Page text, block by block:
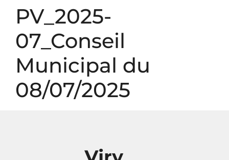
PV_2025-
07_Conseil
Municipal du
08/07/2025